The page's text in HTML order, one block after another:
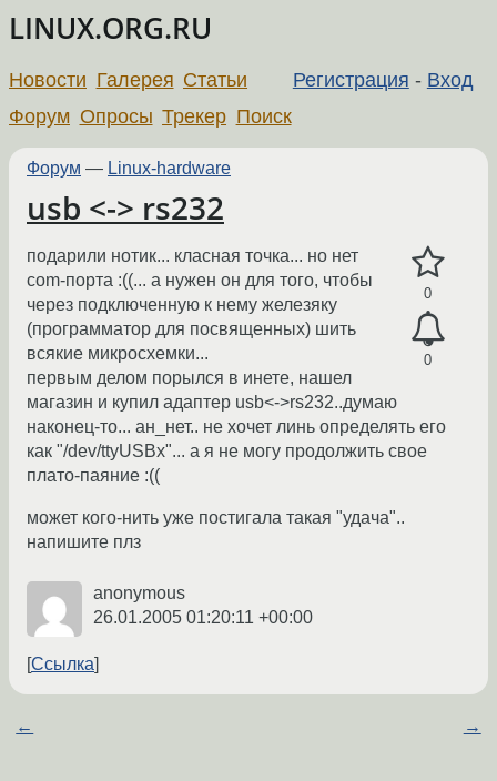
LINUX.ORG.RU
Регистрация - Вход
Новости Галерея Статьи
Форум Опросы Трекер Поиск
Форум — Linux-hardware
usb <-> rs232
0
0
подарили нотик... класная точка... но нет
com-порта :((... а нужен он для того, чтобы
через подключенную к нему железяку
(программатор для посвященных) шить
всякие микросхемки...
первым делом порылся в инете, нашел
магазин и купил адаптер usb<->rs232..думаю
наконец-то... ан_нет.. не хочет линь определять его
как "/dev/ttyUSBx"... а я не могу продолжить свое
плато-паяние :((
может кого-нить уже постигала такая "удача"..
напишите плз
anonymous
26.01.2005 01:20:11 +00:00
Ссылка
← →